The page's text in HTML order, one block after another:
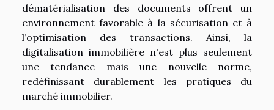
dématérialisation des documents offrent un
environnement favorable à la sécurisation et à
l’optimisation des transactions. Ainsi, la
digitalisation immobilière n'est plus seulement
une tendance mais une nouvelle norme,
redéfinissant durablement les pratiques du
marché immobilier.